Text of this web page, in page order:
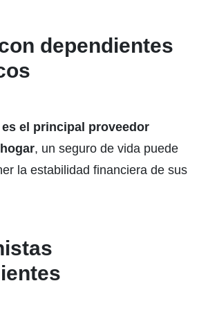
dependientes
el principal proveedor
, un seguro de vida puede
la estabilidad financiera de sus